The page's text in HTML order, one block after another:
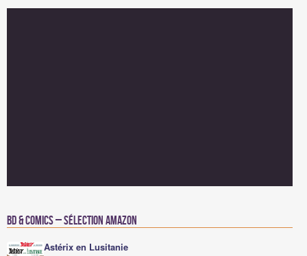
BD & Comics – Sélection Amazon
Astérix en Lusitanie